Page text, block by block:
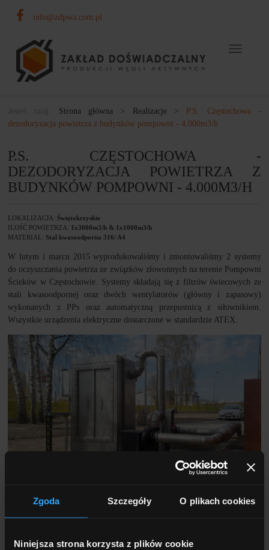
Zgoda Szczegóły O plikach cookies
Niniejsza strona korzysta z plików cookie
info@zdpwa.com.pl
Toggle
Strona główna > Realizacje>
P.S. Częstochowa -
dezodoryzacja powietrza z budynków pompowni - 4.000m3/h
P.S. CZĘSTOCHOWA -
DEZODORYZACJA POWIETRZA Z
BUDYNKÓW POMPOWNI - 4.000M3/H
LOKALIZACJA: Świętokrzyskie
ILOŚĆ POWIETRZA: 1x3000m3/h & 1x1000m3/h
MATERIAŁ: Stal kwasoodporna 316/ A4
W lutym i marcu 2015 wyprodukowaliśmy i zmontowaliśmy 2 systemy
do oczyszczania powietrza ze związków złowonnych na terenie Pompowni
Ścieków w Częstochowie. Systemy składają się z filtrów świecowych ze
stali kwasoodpornej oraz dwóch wentylatorów (główny i zapasowy)
wykonanych z PPs oraz automatyczną przepustnicą z siłownikiem.
Wszystkie urządzenia elektryczne dostarczone w standardzie ATEX.